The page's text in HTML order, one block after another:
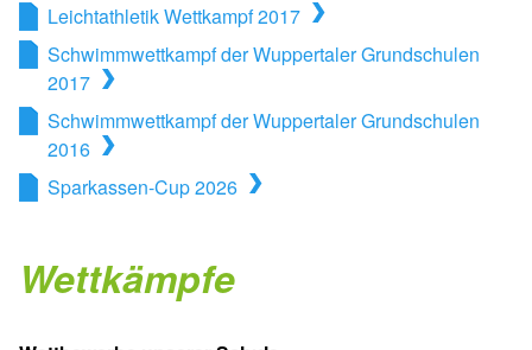
Leichtathletik Wettkampf 2017
Schwimmwettkampf der Wuppertaler Grundschulen
2017
Schwimmwettkampf der Wuppertaler Grundschulen
2016
Sparkassen-Cup 2026
Wettkämpfe